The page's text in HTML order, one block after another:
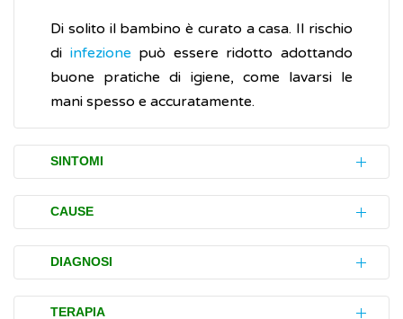
Di solito il bambino è curato a casa. Il rischio
di infezione può essere ridotto adottando
buone pratiche di igiene, come lavarsi le
mani spesso e accuratamente.
SINTOMI
I disturbi (sintomi) della malattia mani-piedi-
bocca si sviluppano generalmente da 3 a 7
giorni dopo il contagio (tempo di
incubazione) e possono inizialmente
includere:
CAUSE
La malattia mani-piedi-bocca è un’
molto contagiosa, causata davirus
appartenenti al genere
DIAGNOSI
L’accertamento (diagnosi) della malattia
TERAPIA